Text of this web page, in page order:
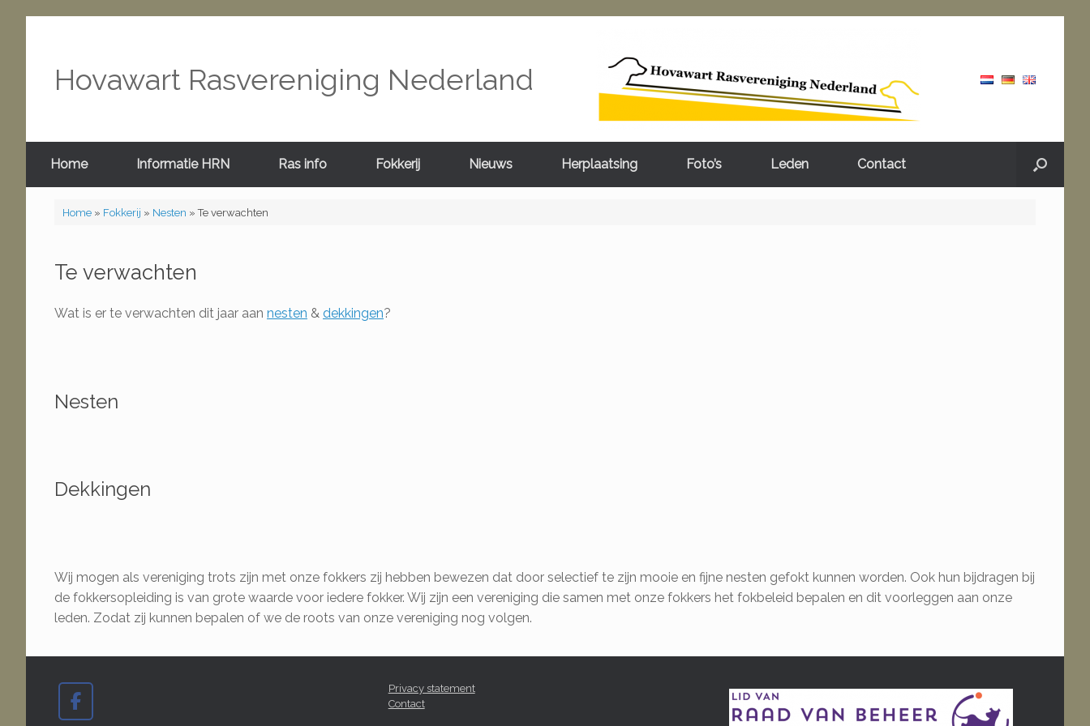
Hovawart Rasvereniging Nederland
Home Informatie HRN Ras info Fokkerij Nieuws Herplaatsing Foto’s Leden Contact
Home» Fokkerij » Nesten »Te verwachten
Te verwachten
Wat is er te verwachten dit jaar aan nesten & dekkingen?
Nesten
Dekkingen
Wij mogen als vereniging trots zijn met onze fokkers zij hebben bewezen dat door selectief te zijn mooie en fijne nesten gefokt kunnen worden. Ook hun bijdragen bij
de fokkersopleiding is van grote waarde voor iedere fokker. Wij zijn een vereniging die samen met onze fokkers het fokbeleid bepalen en dit voorleggen aan onze
leden. Zodat zij kunnen bepalen of we de roots van onze vereniging nog volgen.
Privacy statement
Contact